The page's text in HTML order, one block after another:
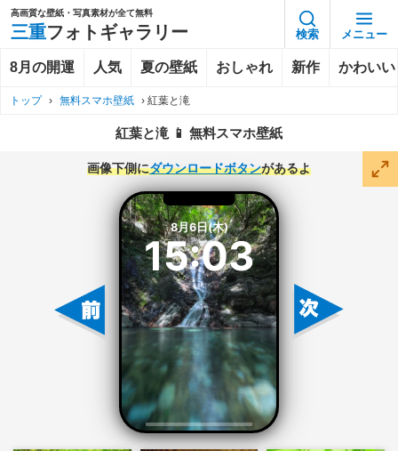
高画質な壁紙・写真素材が全て無料
三重フォトギャラリー 検索 メニュー
8月の開運 人気 夏の壁紙 おしゃれ 新作 かわいい
トップ › 無料スマホ壁紙 › 紅葉と滝
紅葉と滝 📱 無料スマホ壁紙
画像下側にダウンロードボタンがあるよ
8月6日(木)
15:03